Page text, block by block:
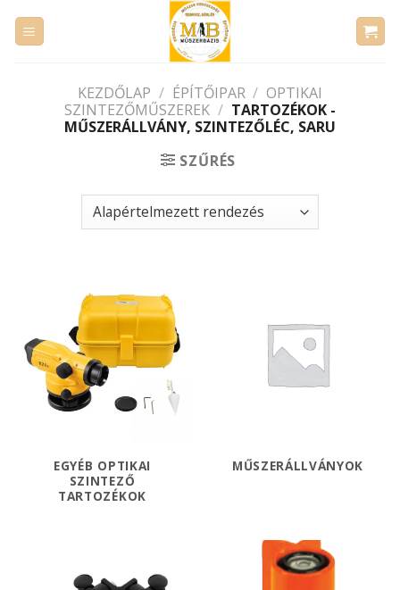
KEZDŐLAP / ÉPÍTŐIPAR / OPTIKAI
SZINTEZŐMŰSZEREK / TARTOZÉKOK -
MŰSZERÁLLVÁNY, SZINTEZŐLÉC, SARU
SZŰRÉS
EGYÉB OPTIKAI
SZINTEZŐ
TARTOZÉKOK
MŰSZERÁLLVÁNYOK